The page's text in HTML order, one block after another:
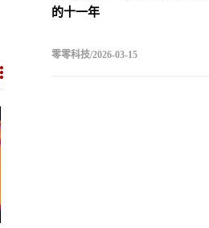
的十一年
零零科技/2026-03-15